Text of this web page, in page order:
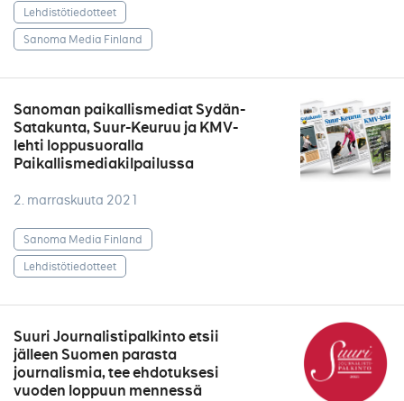
Lehdistötiedotteet
Sanoma Media Finland
Sanoman paikallismediat Sydän-
Satakunta, Suur-Keuruu ja KMV-
lehti loppusuoralla
Paikallismediakilpailussa
2. marraskuuta 2021
Sanoma Media Finland
Lehdistötiedotteet
Suuri Journalistipalkinto etsii
jälleen Suomen parasta
journalismia, tee ehdotuksesi
vuoden loppuun mennessä